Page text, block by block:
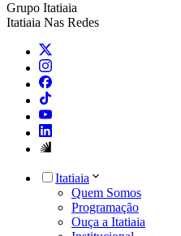
Grupo Itatiaia
Itatiaia Nas Redes
Itatiaia
Quem Somos
Programação
Ouça a Itatiaia